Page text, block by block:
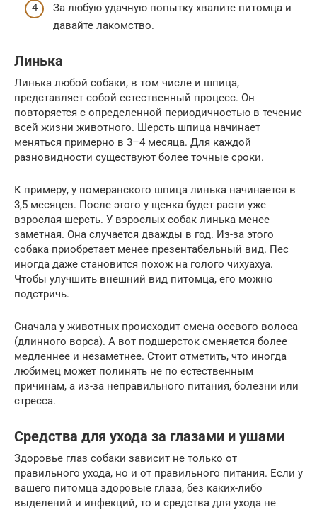
За любую удачную попытку хвалите питомца и
давайте лакомство.
Линька
Линька любой собаки, в том числе и шпица,
представляет собой естественный процесс. Он
повторяется с определенной периодичностью в течение
всей жизни животного. Шерсть шпица начинает
меняться примерно в 3–4 месяца. Для каждой
разновидности существуют более точные сроки.
К примеру, у померанского шпица линька начинается в
3,5 месяцев. После этого у щенка будет расти уже
взрослая шерсть. У взрослых собак линька менее
заметная. Она случается дважды в год. Из-за этого
собака приобретает менее презентабельный вид. Пес
иногда даже становится похож на голого чихуахуа.
Чтобы улучшить внешний вид питомца, его можно
подстричь.
Сначала у животных происходит смена осевого волоса
(длинного ворса). А вот подшерсток сменяется более
медленнее и незаметнее. Стоит отметить, что иногда
любимец может полинять не по естественным
причинам, а из-за неправильного питания, болезни или
стресса.
Средства для ухода за глазами и ушами
Здоровье глаз собаки зависит не только от
правильного ухода, но и от правильного питания. Если у
вашего питомца здоровые глаза, без каких-либо
выделений и инфекций, то и средства для ухода не